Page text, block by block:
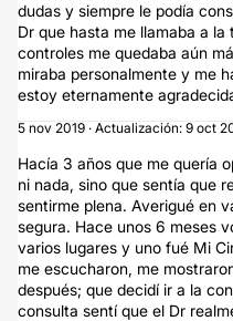
dudas y siempre le podía
Dr que hasta me llamaba a
controles me quedaba aún
miraba personalmente y me
estoy eternamente
5 nov 2019 · Actualización: 9 oct
Hacía 3 años que me quería
ni nada, sino que sentía que
sentirme plena. Averigué en
segura. Hace unos 6 meses
varios lugares y uno fué Mi
me escucharon, me
después; que decidí ir a la
consulta sentí que el Dr